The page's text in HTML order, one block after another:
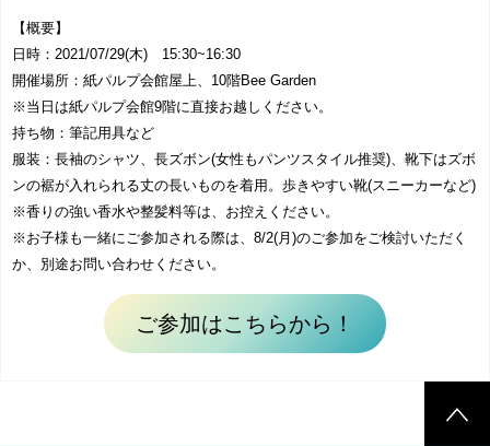
【概要】
日時：2021/07/29(木) 15:30~16:30
開催場所：紙パルプ会館屋上、10階Bee Garden
※当日は紙パルプ会館9階に直接お越しください。
持ち物：筆記用具など
服装：長袖のシャツ、長ズボン(女性もパンツスタイル推奨)、靴下はズボ
ンの裾が入れられる丈の長いものを着用。歩きやすい靴(スニーカーなど)
※香りの強い香水や整髪料等は、お控えください。
※お子様も一緒にご参加される際は、8/2(月)のご参加をご検討いただく
か、別途お問い合わせください。
ご参加はこちらから！